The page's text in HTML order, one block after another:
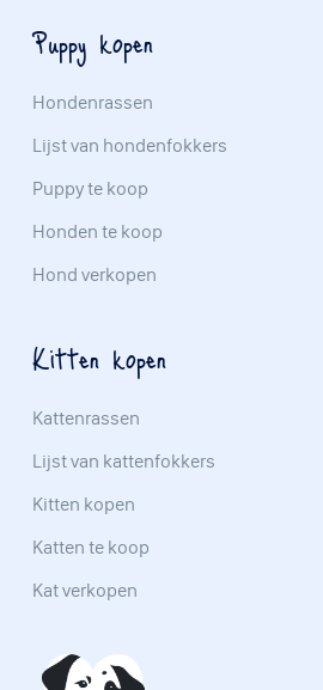
Puppy kopen
Hondenrassen
Lijst van hondenfokkers
Puppy te koop
Honden te koop
Hond verkopen
Kitten kopen
Kattenrassen
Lijst van kattenfokkers
Kitten kopen
Katten te koop
Kat verkopen